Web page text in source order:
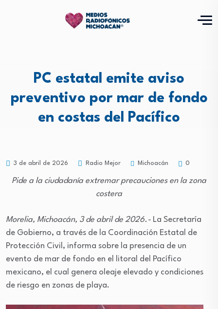
PC estatal emite aviso
preventivo por mar de fondo
en costas del Pacífico
3 de abril de 2026 Radio Mejor Michoacán 0
Pide a la ciudadanía extremar precauciones en la zona
costera
Morelia, Michoacán, 3 de abril de 2026.- La Secretaría
de Gobierno, a través de la Coordinación Estatal de
Protección Civil, informa sobre la presencia de un
evento de mar de fondo en el litoral del Pacífico
mexicano, el cual genera oleaje elevado y condiciones
de riesgo en zonas de playa.